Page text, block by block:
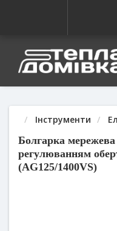
Інструменти
Болгарка
регулюванням
(AG125/1400VS)